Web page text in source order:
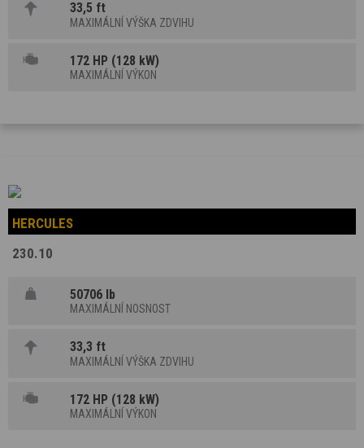
33,5 ft
MAXIMÁLNÍ VÝŠKA ZDVIHU
172 HP (128 kW)
MAXIMÁLNÍ VÝKON
HERCULES
230.10
50706 lb
MAXIMÁLNÍ NOSNOST
33,3 ft
MAXIMÁLNÍ VÝŠKA ZDVIHU
172 HP (128 kW)
MAXIMÁLNÍ VÝKON